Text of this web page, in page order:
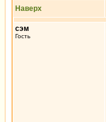
Наверх
сэм
Гость